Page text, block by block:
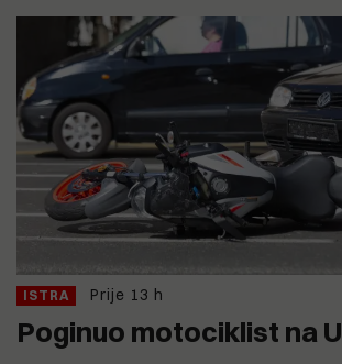
ISTRA Prije 13 h
Poginuo motociklist na